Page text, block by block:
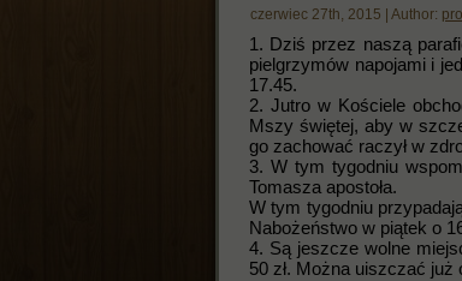
czerwiec 27th, 2015 | Author:
1. Dziś przez naszą
pielgrzymów napojami i
17.45.
2. Jutro w Kościele
Mszy świętej, aby w
go zachować raczył w
3. W tym tygodniu
Tomasza apostoła.
W tym tygodniu
Nabożeństwo w piątek o
4. Są jeszcze wolne
50 zł. Można uiszczać już